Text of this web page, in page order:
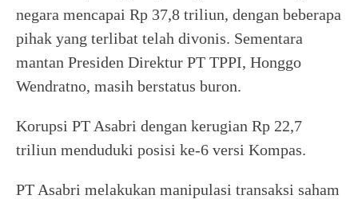
negara mencapai Rp 37,8 triliun, dengan beberapa
pihak yang terlibat telah divonis. Sementara
mantan Presiden Direktur PT TPPI, Honggo
Wendratno, masih berstatus buron.
Korupsi PT Asabri dengan kerugian Rp 22,7
triliun menduduki posisi ke-6 versi Kompas.
PT Asabri melakukan manipulasi transaksi saham